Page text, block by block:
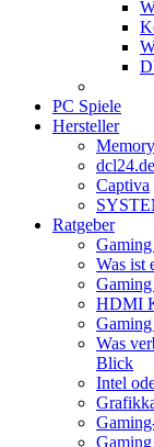
PC Spiele
Hersteller
dcl24.de
Captiva
Ratgeber
Was ist
Gaming
HDMI
Was
Blick
Intel